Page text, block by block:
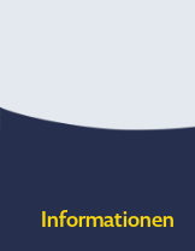
Informationen